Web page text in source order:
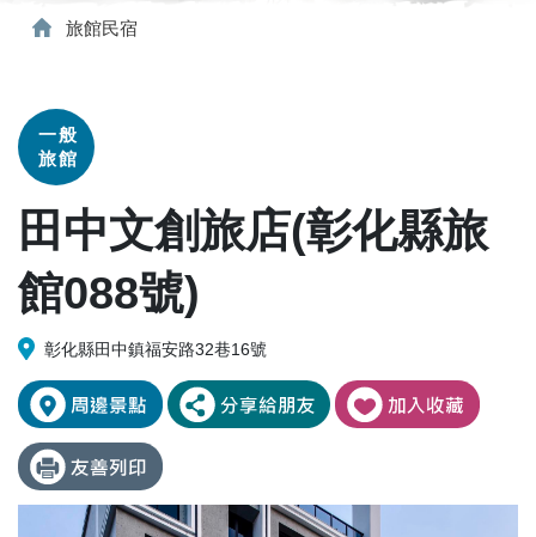
旅館民宿
一般
旅館
田中文創旅店(彰化縣旅
館088號)
彰化縣田中鎮福安路32巷16號